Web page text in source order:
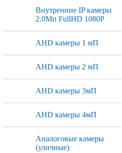
Внутренние IP камеры
2.0Мп FullHD 1080P
AHD камеры 1 мП
AHD камеры 2 мП
AHD камеры 3мП
AHD камеры 4мП
Аналоговые камеры
(уличные)